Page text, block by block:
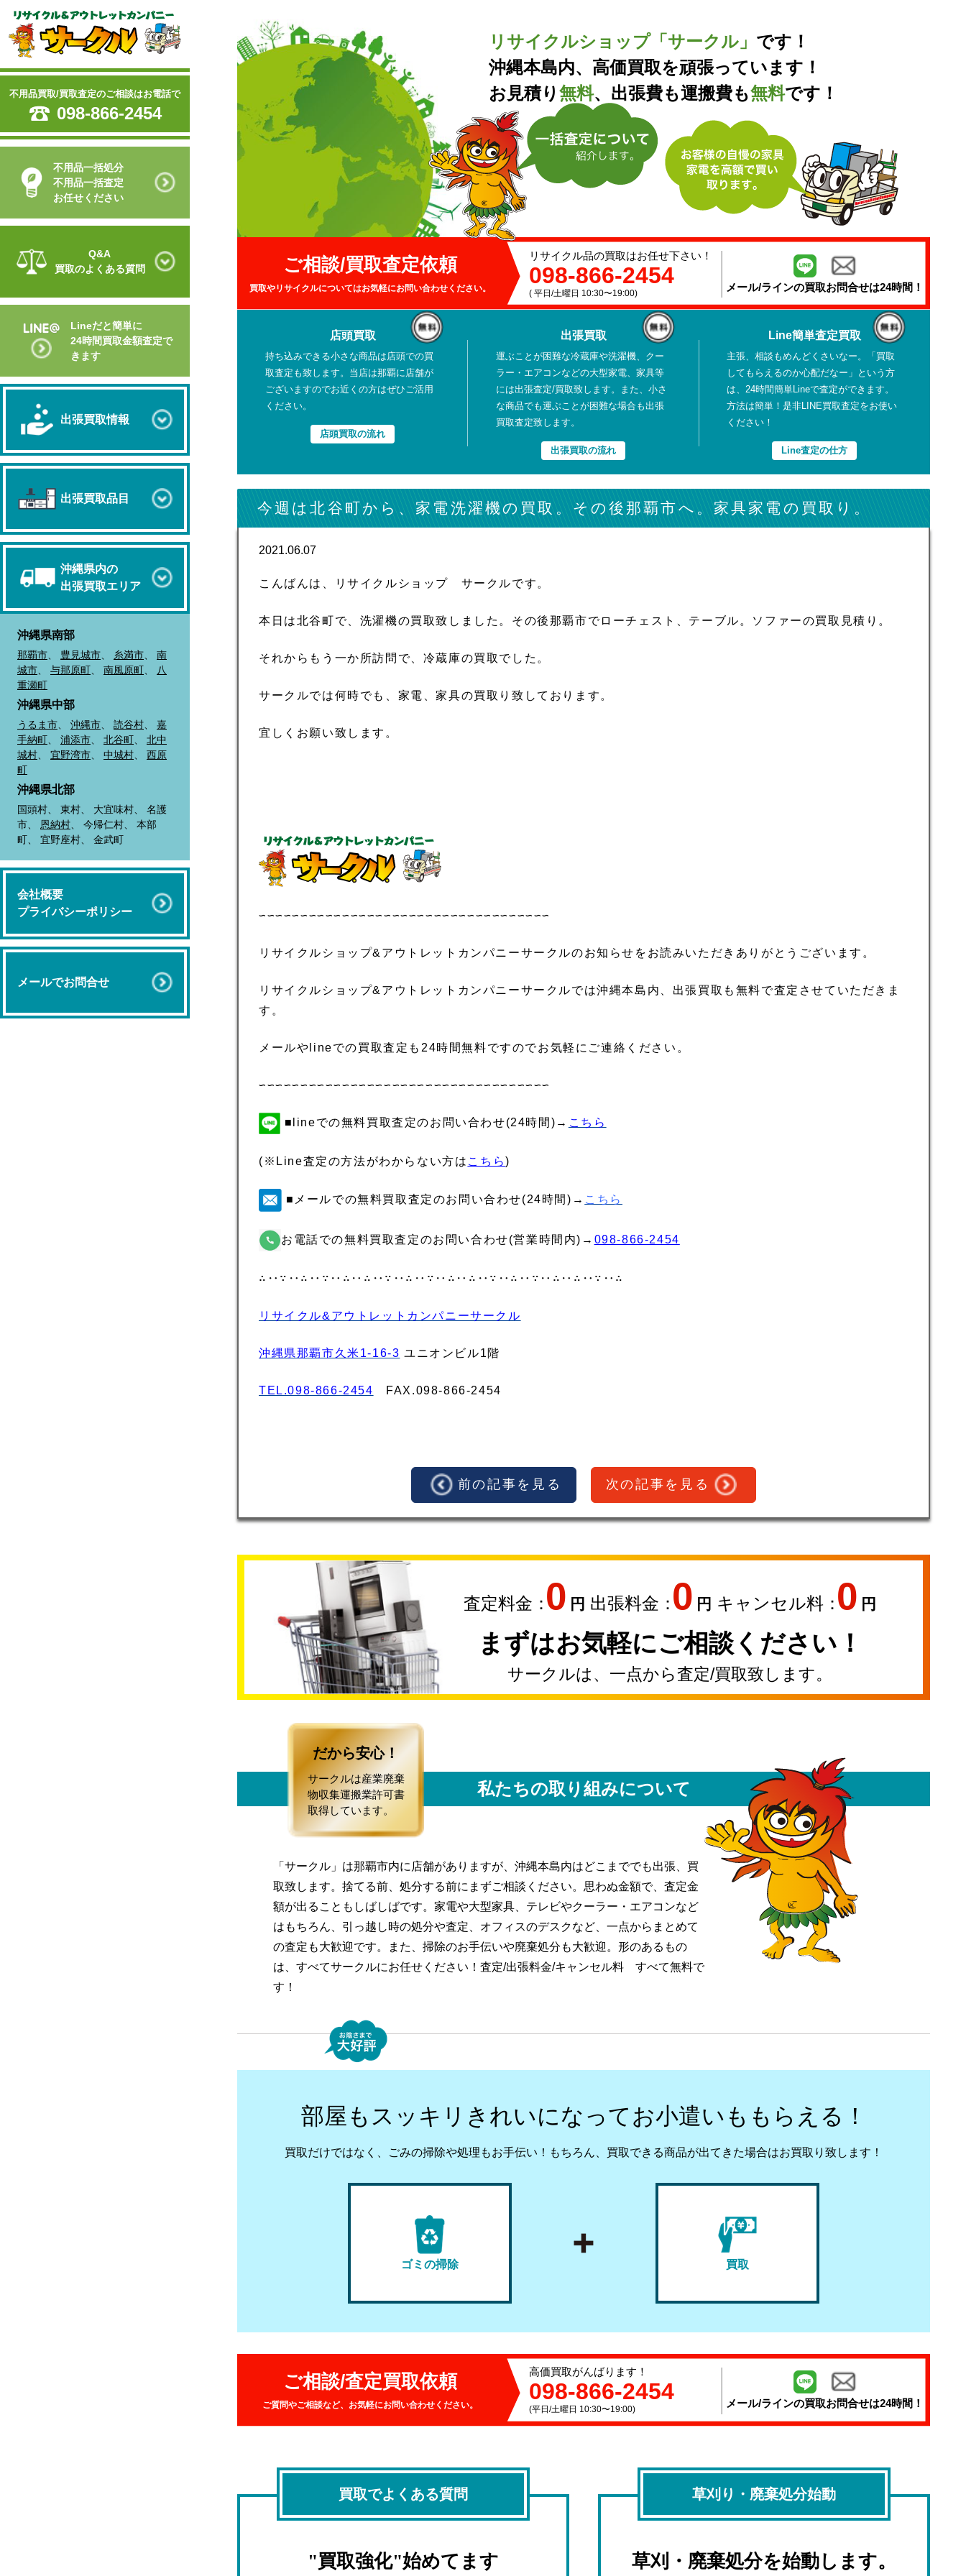
不用品買取/買取査定のご相談はお電話で
098-866-2454
不用品一括処分
不用品一括査定
お任せください
Q&A
買取のよくある質問
Lineだと簡単に
24時間買取金額査定で
きます
出張買取情報
出張買取品目
沖縄県内の
出張買取エリア
沖縄県南部
那覇市、 豊見城市、 糸満市、 南
城市、 与那原町、 南風原町、
八
重瀬町
沖縄県中部
うるま市、 沖縄市、 読谷村、 嘉
手納町、 浦添市、 北谷町、 北中
城村、 宜野湾市、 中城村、 西原
町
沖縄県北部
国頭村、 東村、 大宜味村、 名護
市、 恩納村、 今帰仁村、 本部
町、 宜野座村、 金武町
会社概要
プライバシーポリシー
メールでお問合せ
リサイクルショップ「サークル」 です！
沖縄本島内、高価買取を頑張っています！
お見積り 無料、出張費も運搬費も無料です！
ご相談/買取査定依頼
買取やリサイクルについてはお気軽にお問い合わせください。
リサイクル品の買取はお任せ下さい！
098-866-2454
( 平日/土曜日 10:30〜19:00) メール/ラインの買取お問合せは24時間！
店頭買取
持ち込みできる小さな商品は店頭での買
取査定も致します。当店は那覇に店舗が
ございますのでお近くの方はぜひご活用
ください。
店頭買取の流れ
出張買取
運ぶことが困難な冷蔵庫や洗濯機、クー
ラー・エアコンなどの大型家電、家具等
には出張査定/買取致します。また、小さ
な商品でも運ぶことが困難な場合も出張
買取査定致します。
出張買取の流れ
Line簡単査定買取
主張、相談もめんどくさいなー。「買取
してもらえるのか心配だなー」という方
は、24時間簡単Lineで査定ができます。
方法は簡単！是非LINE買取査定をお使い
ください！
Line査定の仕方
今週は北谷町から、家電洗濯機の買取。その後那覇市へ。家具家電の買取り。
2021.06.07
こんばんは、リサイクルショップ サークルです。
本日は北谷町で、洗濯機の買取致しました。その後那覇市でローチェスト、テーブル。ソファーの買取見積り。
それからもう一か所訪問で、冷蔵庫の買取でした。
サークルでは何時でも、家電、家具の買取り致しております。
宜しくお願い致します。
∽∽∽∽∽∽∽∽∽∽∽∽∽∽∽∽∽∽∽∽∽∽∽∽∽∽∽∽∽∽∽∽∽∽∽
リサイクルショップ&アウトレットカンパニーサークルのお知らせをお読みいただきありがとうございます。
リサイクルショップ&アウトレットカンパニーサークルでは沖縄本島内、出張買取も無料で査定させていただきま
す。
メールやlineでの買取査定も24時間無料ですのでお気軽にご連絡ください。
∽∽∽∽∽∽∽∽∽∽∽∽∽∽∽∽∽∽∽∽∽∽∽∽∽∽∽∽∽∽∽∽∽∽∽
■lineでの無料買取査定のお問い合わせ(24時間)→ こちら
(※Line査定の方法がわからない方は こちら)
■メールでの無料買取査定のお問い合わせ(24時間)→ こちら
お電話での無料買取査定のお問い合わせ(営業時間内)→ 098-866-2454
∴‥∵‥∴‥∵‥∴‥∴‥∵‥∴‥∵‥∴‥∴‥∵‥∴‥∵‥∴‥∴‥∵‥∴
リサイクル&アウトレットカンパニーサークル
沖縄県那覇市久米1-16-3 ユニオンビル1階
TEL.098-866-2454 FAX.098‐866‐2454
前の記事を見る 次の記事を見る
査定料金：0 円 出張料金：0 円 キャンセル料：0 円
まずはお気軽にご相談ください！
サークルは、一点から査定/買取致します。
だから安心！
サークルは産業廃棄
物収集運搬業許可書
取得しています。
私たちの取り組みについて
「サークル」は那覇市内に店舗がありますが、沖縄本島内はどこまででも出張、買
取致します。捨てる前、処分する前にまずご相談ください。思わぬ金額で、査定金
額が出ることもしばしばです。家電や大型家具、テレビやクーラー・エアコンなど
はもちろん、引っ越し時の処分や査定、オフィスのデスクなど、一点からまとめて
の査定も大歓迎です。また、掃除のお手伝いや廃棄処分も大歓迎。形のあるもの
は、すべてサークルにお任せください！査定/出張料金/キャンセル料 すべて無料で
す！
部屋もスッキリきれいになってお小遣いももらえる！
買取だけではなく、ごみの掃除や処理もお手伝い！ もちろん、買取できる商品が出てきた場合はお買取り致します！
ゴミの掃除 買取
ご相談/査定買取依頼
ご質問やご相談など、お気軽にお問い合わせください。
高価買取がんばります！
098-866-2454
(平日/土曜日 10:30〜19:00) メール/ラインの買取お問合せは24時間！
買取でよくある質問
"買取強化"始めてます
草刈り・廃棄処分始動
草刈・廃棄処分を始動します。